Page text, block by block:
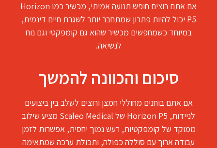
אם אתם רוצים חופש תנועה אמיתי, מכשיר כמו Horizon
P5 יכול להיות פתרון שמתחבר יותר לשגרת חיים דינמית,
במיוחד כשמחפשים מכשיר שהוא גם קומפקטי וגם נוח
לנשיאה.
סיכום והכוונה להמשך
אם אתם בוחנים מחוללי חמצן ורוצים לשלב בין ביצועים
לניידות, Horizon P5 של Scaleo Medical מציע שילוב
ממוקד של קומפקטיות, רעש נמוך יחסית, אפשרות לזמן
עבודה ארוך עם סוללה כפולה, ותכולת ערכה שמתאימה